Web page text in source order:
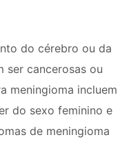
do cérebro ou da
ser cancerosas ou
meningioma incluem
do sexo feminino e
de meningioma